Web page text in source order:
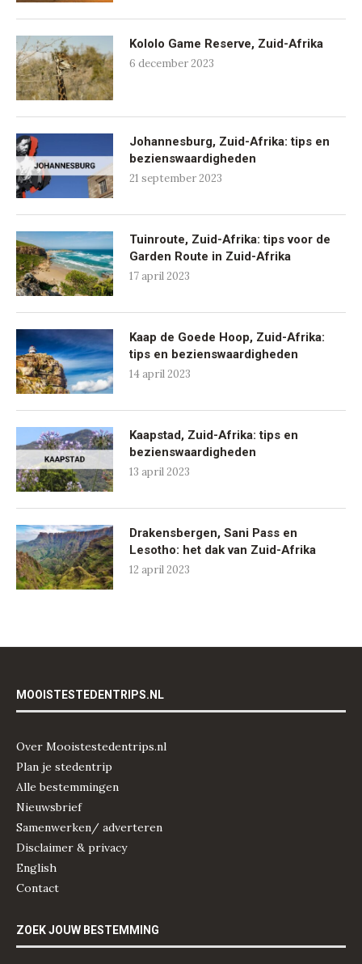
Kololo Game Reserve, Zuid-Afrika
6 december 2023
Johannesburg, Zuid-Afrika: tips en
bezienswaardigheden
21 september 2023
Tuinroute, Zuid-Afrika: tips voor de
Garden Route in Zuid-Afrika
17 april 2023
Kaap de Goede Hoop, Zuid-Afrika:
tips en bezienswaardigheden
14 april 2023
Kaapstad, Zuid-Afrika: tips en
bezienswaardigheden
13 april 2023
Drakensbergen, Sani Pass en
Lesotho: het dak van Zuid-Afrika
12 april 2023
MOOISTESTEDENTRIPS.NL
Over Mooistestedentrips.nl
Plan je stedentrip
Alle bestemmingen
Nieuwsbrief
Samenwerken/ adverteren
Disclaimer & privacy
English
Contact
ZOEK JOUW BESTEMMING